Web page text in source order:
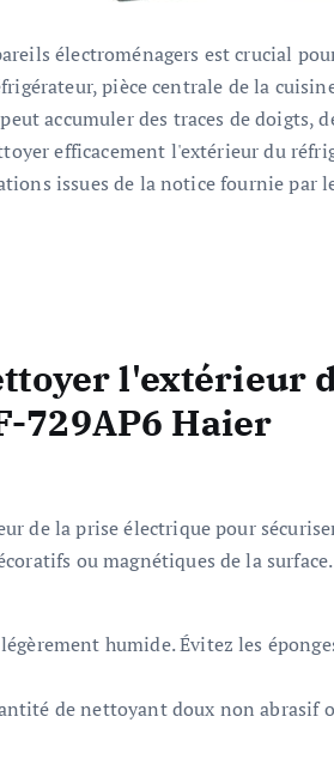
électroménagers est crucial
pièce centrale de la
accumuler des traces de doigts,
efficacement l'extérieur du
issues de la notice fournie par
l'extérieur
729AP6 Haier
de la prise électrique pour
ou magnétiques de la surface.
humide. Évitez les
de nettoyant doux non abrasif